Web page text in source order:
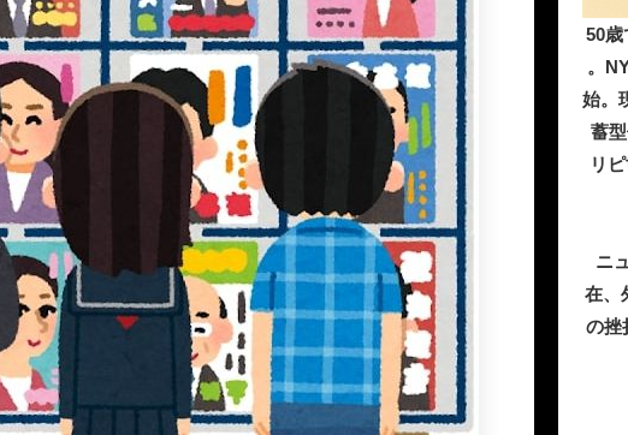
50歳
。
始。
蓄
リ
ニ
在、
の挫